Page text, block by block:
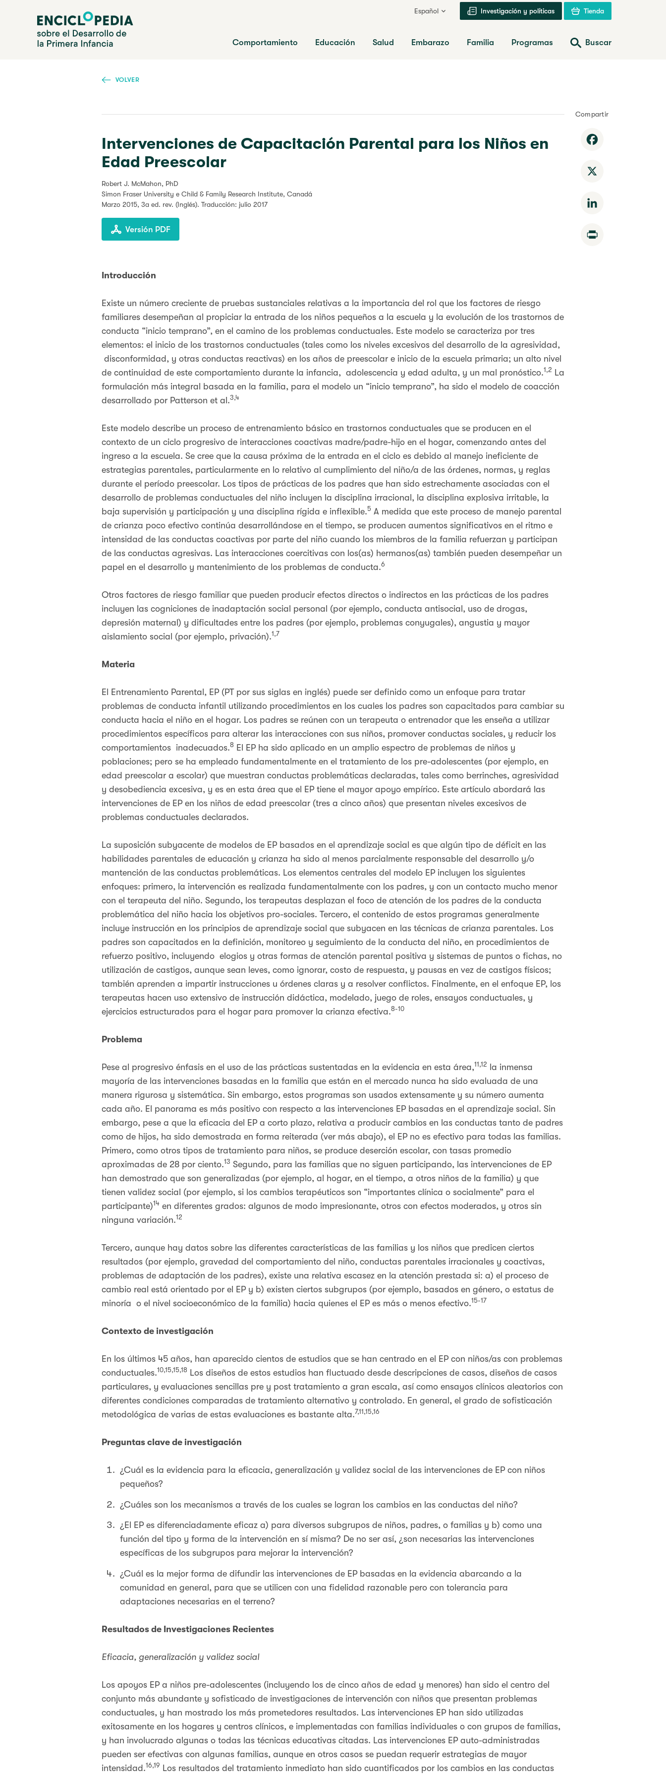
Enciclopedia sobre el Desarrollo de la Primera Infancia
Español Investigación y políticas Tienda
Comportamiento Educación Salud Embarazo Familia Programas Buscar
VOLVER
Intervenciones de Capacitación Parental para los Niños en
Edad Preescolar
Robert J. McMahon, PhD
Simon Fraser University e Child & Family Research Institute, Canadá
Marzo 2015, 3a ed. rev. (Inglés). Traducción: julio 2017
Versión PDF
Introducción
Existe un número creciente de pruebas sustanciales relativas a la importancia del rol que los factores de riesgo
familiares desempeñan al propiciar la entrada de los niños pequeños a la escuela y la evolución de los trastornos de
conducta “inicio temprano”, en el camino de los problemas conductuales. Este modelo se caracteriza por tres
elementos: el inicio de los trastornos conductuales (tales como los niveles excesivos del desarrollo de la agresividad,
disconformidad, y otras conductas reactivas) en los años de preescolar e inicio de la escuela primaria; un alto nivel
de continuidad de este comportamiento durante la infancia, adolescencia y edad adulta, y un mal pronóstico.1,2 La
formulación más integral basada en la familia, para el modelo un “inicio temprano”, ha sido el modelo de coacción
desarrollado por Patterson et al.3,4
Este modelo describe un proceso de entrenamiento básico en trastornos conductuales que se producen en el
contexto de un ciclo progresivo de interacciones coactivas madre/padre-hijo en el hogar, comenzando antes del
ingreso a la escuela. Se cree que la causa próxima de la entrada en el ciclo es debido al manejo ineficiente de
estrategias parentales, particularmente en lo relativo al cumplimiento del niño/a de las órdenes, normas, y reglas
durante el período preescolar. Los tipos de prácticas de los padres que han sido estrechamente asociadas con el
desarrollo de problemas conductuales del niño incluyen la disciplina irracional, la disciplina explosiva irritable, la
baja supervisión y participación y una disciplina rígida e inflexible.5 A medida que este proceso de manejo parental
de crianza poco efectivo continúa desarrollándose en el tiempo, se producen aumentos significativos en el ritmo e
intensidad de las conductas coactivas por parte del niño cuando los miembros de la familia refuerzan y participan
de las conductas agresivas. Las interacciones coercitivas con los(as) hermanos(as) también pueden desempeñar un
papel en el desarrollo y mantenimiento de los problemas de conducta.6
Otros factores de riesgo familiar que pueden producir efectos directos o indirectos en las prácticas de los padres
incluyen las cogniciones de inadaptación social personal (por ejemplo, conducta antisocial, uso de drogas,
depresión maternal) y dificultades entre los padres (por ejemplo, problemas conyugales), angustia y mayor
aislamiento social (por ejemplo, privación).1,7
Materia
El Entrenamiento Parental, EP (PT por sus siglas en inglés) puede ser definido como un enfoque para tratar
problemas de conducta infantil utilizando procedimientos en los cuales los padres son capacitados para cambiar su
conducta hacia el niño en el hogar. Los padres se reúnen con un terapeuta o entrenador que les enseña a utilizar
procedimientos específicos para alterar las interacciones con sus niños, promover conductas sociales, y reducir los
comportamientos inadecuados.8 El EP ha sido aplicado en un amplio espectro de problemas de niños y
poblaciones; pero se ha empleado fundamentalmente en el tratamiento de los pre-adolescentes (por ejemplo, en
edad preescolar a escolar) que muestran conductas problemáticas declaradas, tales como berrinches, agresividad
y desobediencia excesiva, y es en esta área que el EP tiene el mayor apoyo empírico. Este artículo abordará las
intervenciones de EP en los niños de edad preescolar (tres a cinco años) que presentan niveles excesivos de
problemas conductuales declarados.
La suposición subyacente de modelos de EP basados en el aprendizaje social es que algún tipo de déficit en las
habilidades parentales de educación y crianza ha sido al menos parcialmente responsable del desarrollo y/o
mantención de las conductas problemáticas. Los elementos centrales del modelo EP incluyen los siguientes
enfoques: primero, la intervención es realizada fundamentalmente con los padres, y con un contacto mucho menor
con el terapeuta del niño. Segundo, los terapeutas desplazan el foco de atención de los padres de la conducta
problemática del niño hacia los objetivos pro-sociales. Tercero, el contenido de estos programas generalmente
incluye instrucción en los principios de aprendizaje social que subyacen en las técnicas de crianza parentales. Los
padres son capacitados en la definición, monitoreo y seguimiento de la conducta del niño, en procedimientos de
refuerzo positivo, incluyendo elogios y otras formas de atención parental positiva y sistemas de puntos o fichas, no
utilización de castigos, aunque sean leves, como ignorar, costo de respuesta, y pausas en vez de castigos físicos;
también aprenden a impartir instrucciones u órdenes claras y a resolver conflictos. Finalmente, en el enfoque EP, los
terapeutas hacen uso extensivo de instrucción didáctica, modelado, juego de roles, ensayos conductuales, y
ejercicios estructurados para el hogar para promover la crianza efectiva.8-10
Problema
Pese al progresivo énfasis en el uso de las prácticas sustentadas en la evidencia en esta área,11,12
la inmensa
mayoría de las intervenciones basadas en la familia que están en el mercado nunca ha sido evaluada de una
manera rigurosa y sistemática. Sin embargo, estos programas son usados extensamente y su número aumenta
cada año. El panorama es más positivo con respecto a las intervenciones EP basadas en el aprendizaje social. Sin
embargo, pese a que la eficacia del EP a corto plazo, relativa a producir cambios en las conductas tanto de padres
como de hijos, ha sido demostrada en forma reiterada (ver más abajo), el EP no es efectivo para todas las familias.
Primero, como otros tipos de tratamiento para niños, se produce deserción escolar, con tasas promedio
aproximadas de 28 por ciento.13 Segundo, para las familias que no siguen participando, las intervenciones de EP
han demostrado que son generalizadas (por ejemplo, al hogar, en el tiempo, a otros niños de la familia) y que
tienen validez social (por ejemplo, si los cambios terapéuticos son “importantes clínica o socialmente” para el
participante)14 en diferentes grados: algunos de modo impresionante, otros con efectos moderados, y otros sin
ninguna variación.12
Tercero, aunque hay datos sobre las diferentes características de las familias y los niños que predicen ciertos
resultados (por ejemplo, gravedad del comportamiento del niño, conductas parentales irracionales y coactivas,
problemas de adaptación de los padres), existe una relativa escasez en la atención prestada si: a) el proceso de
cambio real está orientado por el EP y b) existen ciertos subgrupos (por ejemplo, basados en género, o estatus de
minoría o el nivel socioeconómico de la familia) hacia quienes el EP es más o menos efectivo.15-17
Contexto de investigación
En los últimos 45 años, han aparecido cientos de estudios que se han centrado en el EP con niños/as con problemas
conductuales.10,15,15,18 Los diseños de estos estudios han fluctuado desde descripciones de casos, diseños de casos
particulares, y evaluaciones sencillas pre y post tratamiento a gran escala, así como ensayos clínicos aleatorios con
diferentes condiciones comparadas de tratamiento alternativo y controlado. En general, el grado de sofisticación
metodológica de varias de estas evaluaciones es bastante alta.7,11,15,16
Preguntas clave de investigación
¿Cuál es la evidencia para la eficacia, generalización y validez social de las intervenciones de EP con niños
pequeños?
¿Cuáles son los mecanismos a través de los cuales se logran los cambios en las conductas del niño?
¿El EP es diferenciadamente eficaz a) para diversos subgrupos de niños, padres, o familias y b) como una
función del tipo y forma de la intervención en sí misma? De no ser así, ¿son necesarias las intervenciones
específicas de los subgrupos para mejorar la intervención?
¿Cuál es la mejor forma de difundir las intervenciones de EP basadas en la evidencia abarcando a la
comunidad en general, para que se utilicen con una fidelidad razonable pero con tolerancia para
adaptaciones necesarias en el terreno?
Resultados de Investigaciones Recientes
Eficacia, generalización y validez social
Los apoyos EP a niños pre-adolescentes (incluyendo los de cinco años de edad y menores) han sido el centro del
conjunto más abundante y sofisticado de investigaciones de intervención con niños que presentan problemas
conductuales, y han mostrado los más prometedores resultados. Las intervenciones EP han sido utilizadas
exitosamente en los hogares y centros clínicos, e implementadas con familias individuales o con grupos de familias,
y han involucrado algunas o todas las técnicas educativas citadas. Las intervenciones EP auto-administradas
pueden ser efectivas con algunas familias, aunque en otros casos se puedan requerir estrategias de mayor
intensidad.16,19 Los resultados del tratamiento inmediato han sido cuantificados por los cambios en las conductas
Compartir
Facebook